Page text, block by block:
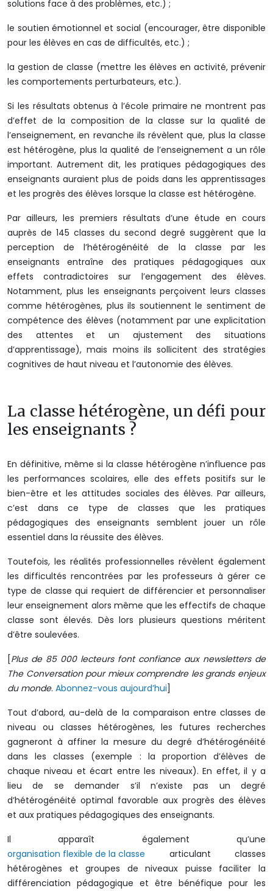
solutions face à des problèmes, etc.) ;
le soutien émotionnel et social (encourager, être disponible
pour les élèves en cas de difficultés, etc.) ;
la gestion de classe (mettre les élèves en activité, prévenir
les comportements perturbateurs, etc.).
Si les résultats obtenus à l’école primaire ne montrent pas
d’effet de la composition de la classe sur la qualité de
l’enseignement, en revanche ils révèlent que, plus la classe
est hétérogène, plus la qualité de l’enseignement a un rôle
important. Autrement dit, les pratiques pédagogiques des
enseignants auraient plus de poids dans les apprentissages
et les progrès des élèves lorsque la classe est hétérogène.
Par ailleurs, les premiers résultats d’une étude en cours
auprès de 145 classes du second degré suggèrent que la
perception de l’hétérogénéité de la classe par les
enseignants entraîne des pratiques pédagogiques aux
effets contradictoires sur l’engagement des élèves.
Notamment, plus les enseignants perçoivent leurs classes
comme hétérogènes, plus ils soutiennent le sentiment de
compétence des élèves (notamment par une explicitation
des attentes et un ajustement des situations
d’apprentissage), mais moins ils sollicitent des stratégies
cognitives de haut niveau et l’autonomie des élèves.
La classe hétérogène, un défi pour
les enseignants ?
En définitive, même si la classe hétérogène n’influence pas
les performances scolaires, elle des effets positifs sur le
bien-être et les attitudes sociales des élèves. Par ailleurs,
c’est dans ce type de classes que les pratiques
pédagogiques des enseignants semblent jouer un rôle
essentiel dans la réussite des élèves.
Toutefois, les réalités professionnelles révèlent également
les difficultés rencontrées par les professeurs à gérer ce
type de classe qui requiert de différencier et personnaliser
leur enseignement alors même que les effectifs de chaque
classe sont élevés. Dès lors plusieurs questions méritent
d’être soulevées.
[Plus de 85 000 lecteurs font confiance aux newsletters de
The Conversation pour mieux comprendre les grands enjeux
du monde. Abonnez-vous aujourd’hui]
Tout d’abord, au-delà de la comparaison entre classes de
niveau ou classes hétérogènes, les futures recherches
gagneront à affiner la mesure du degré d’hétérogénéité
dans les classes (exemple : la proportion d’élèves de
chaque niveau et écart entre les niveaux). En effet, il y a
lieu de se demander s’il n’existe pas un degré
d’hétérogénéité optimal favorable aux progrès des élèves
et aux pratiques pédagogiques des enseignants.
Il apparaît également qu’une
organisation flexible de la classe articulant classes
hétérogènes et groupes de niveaux puisse faciliter la
différenciation pédagogique et être bénéfique pour les